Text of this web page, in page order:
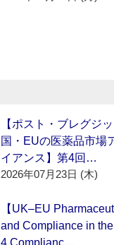
【ポスト・ブレグジ
国・EUの医薬品市場
イアンス】第4回…
2026年07月23日 (木)
【UK–EU
and Compliance in the